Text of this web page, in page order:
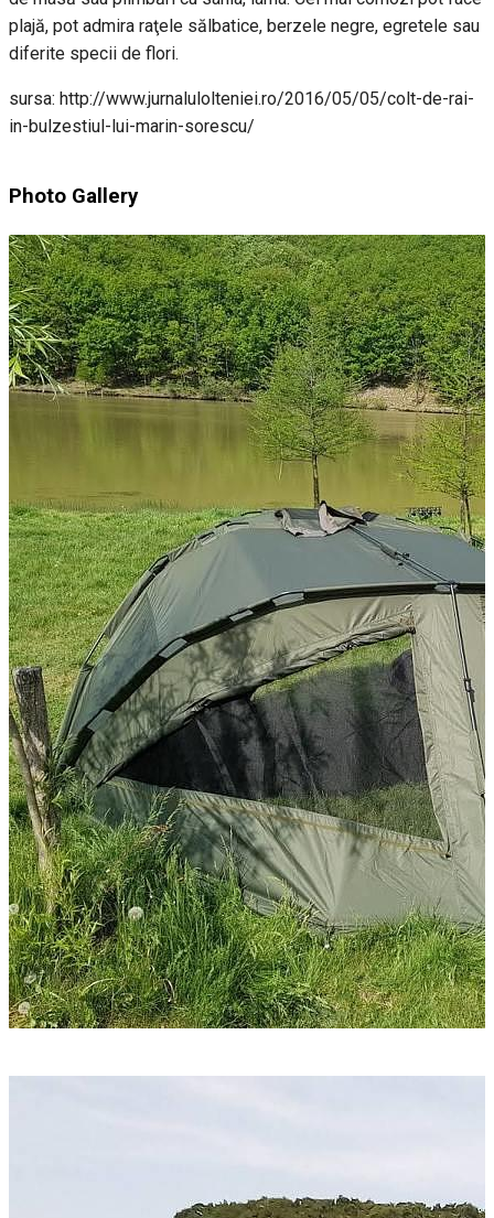
plajă, pot admira raţele sălbatice, berzele negre, egretele sau
diferite specii de flori.
sursa: http://www.jurnalulolteniei.ro/2016/05/05/colt-de-rai-
in-bulzestiul-lui-marin-sorescu/
Photo Gallery